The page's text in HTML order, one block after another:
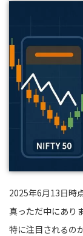
2025年6月13日時
真っただ中にありま
特に注目されるの